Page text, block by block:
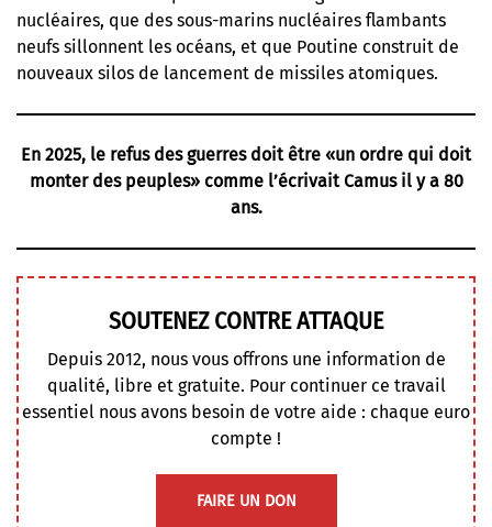
nucléaires, que des sous-marins nucléaires flambants
neufs sillonnent les océans, et que Poutine construit de
nouveaux silos de lancement de missiles atomiques.
En 2025, le refus des guerres doit être «un ordre qui doit
monter des peuples» comme l’écrivait Camus il y a 80
ans.
SOUTENEZ CONTRE ATTAQUE
Depuis 2012, nous vous offrons une information de
qualité, libre et gratuite. Pour continuer ce travail
essentiel nous avons besoin de votre aide : chaque euro
compte !
FAIRE UN DON